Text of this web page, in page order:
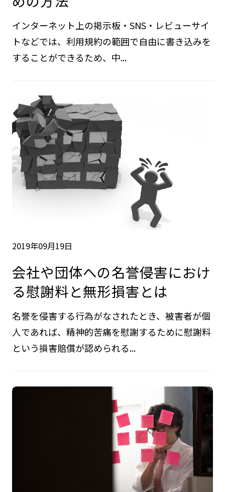
インターネット上の掲示板・SNS・レビューサイ
トなどでは、利用規約の範囲で自由に書き込みを
することができるため、中...
2019年09月19日
会社や団体への名誉侵害におけ
る慰謝料と無形損害とは
名誉を侵害する行為がなされたとき、被害者が個
人であれば、精神的苦痛を慰謝するために慰謝料
という損害賠償が認められる...